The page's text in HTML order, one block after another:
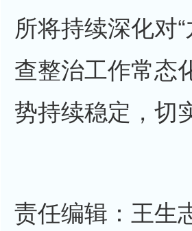
所将持续深化对
查整治工作常态
势持续稳定，切
责任编辑：王生